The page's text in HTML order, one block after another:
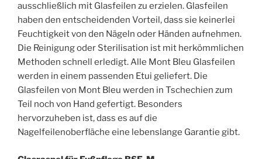
ausschließlich mit Glasfeilen zu erzielen. Glasfeilen
haben den entscheidenden Vorteil, dass sie keinerlei
Feuchtigkeit von den Nägeln oder Händen aufnehmen.
Die Reinigung oder Sterilisation ist mit herkömmlichen
Methoden schnell erledigt. Alle Mont Bleu Glasfeilen
werden in einem passenden Etui geliefert. Die
Glasfeilen von Mont Bleu werden in Tschechien zum
Teil noch von Hand gefertigt. Besonders
hervorzuheben ist, dass es auf die
Nagelfeilenoberfläche eine lebenslange Garantie gibt.